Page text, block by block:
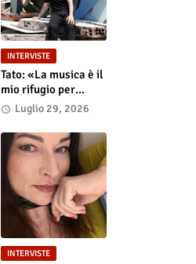
INTERVISTE
Tato: «La musica è il
mio rifugio per
riempire i nostri
"Vuoti digitali"»
Luglio 29, 2026
INTERVISTE